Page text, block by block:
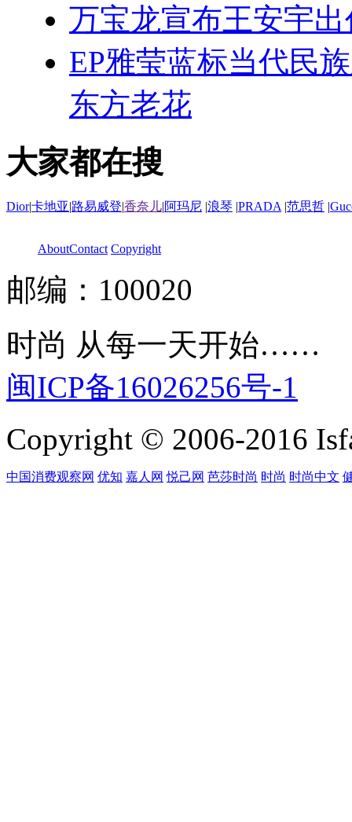
万宝龙宣布王安宇
EP雅莹蓝标当代民
东方老花
大家都在搜
Dior|卡地亚|路易威登|香奈儿|阿玛尼 |浪琴 |PRADA |范思哲 |
AboutContact Copyright
邮编：100020
时尚 从每一天开始……
闽ICP备16026256号-1
Copyright © 2006-2016
中国消费观察网 优知 嘉人网 悦己网 芭莎时尚 时尚 时尚中文